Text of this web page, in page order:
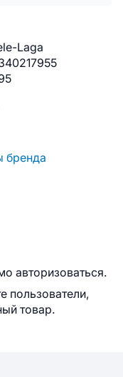
Laga
бренда
авторизоваться.
пользователи,
товар.